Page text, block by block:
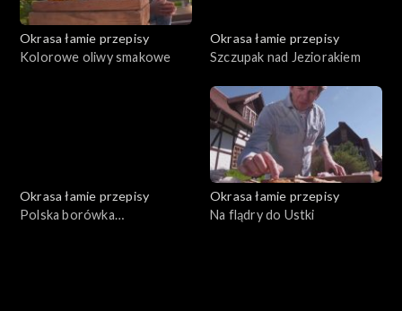
Okrasa łamie przepisy
Kolorowe oliwy smakowe
Okrasa łamie przepisy
Szczupak nad Jeziorakiem
Okrasa łamie przepisy
Polska borówka
Okrasa łamie przepisy
Na flądry do Ustki